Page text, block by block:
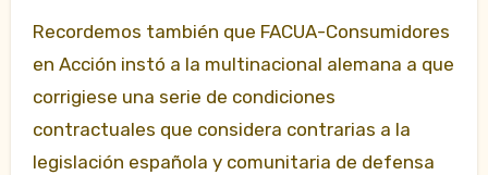
Recordemos también que FACUA-Consumidores
en Acción instó a la multinacional alemana a que
corrigiese una serie de condiciones
contractuales que considera contrarias a la
legislación española y comunitaria de defensa